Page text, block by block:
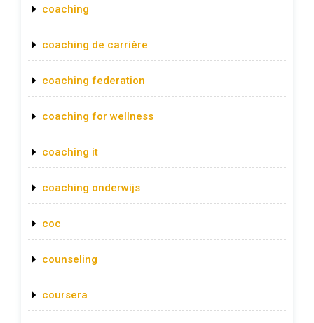
coaching
coaching de carrière
coaching federation
coaching for wellness
coaching it
coaching onderwijs
coc
counseling
coursera